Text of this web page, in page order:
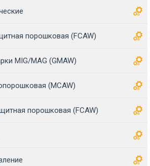
порошковая (FCAW)
MIG/MAG (GMAW)
(MCAW)
порошковая (FCAW)